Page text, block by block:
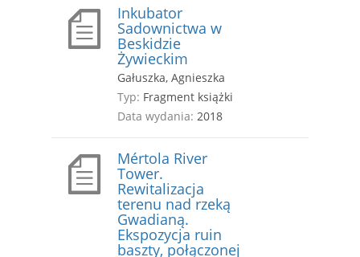
Inkubator
Sadownictwa w
Beskidzie
Żywieckim
Gałuszka, Agnieszka
Typ: Fragment książki
Data wydania: 2018
Mértola River
Tower.
Rewitalizacja
terenu nad rzeką
Gwadianą.
Ekspozycja ruin
baszty, połączonej